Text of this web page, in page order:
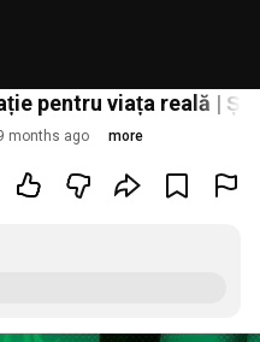
pentru viața reală |
months ago more